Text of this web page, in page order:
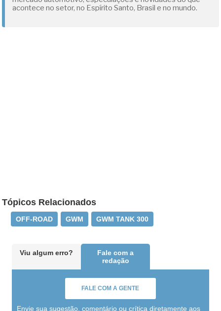
acontece no setor, no Espírito Santo, Brasil e no mundo.
Tópicos Relacionados
OFF-ROAD GWM GWM TANK 300
Viu algum erro?
Fale com a
redação
FALE COM A GENTE
Envie sua sugestão, comentário ou crítica diretamente aos